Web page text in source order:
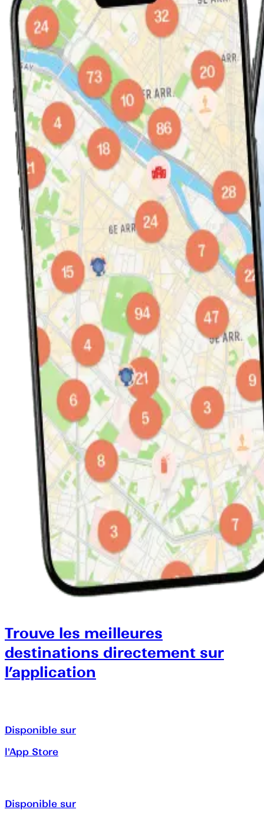
Trouve les meilleures
destinations directement sur
l’application
Disponible sur
l'App Store
Disponible sur